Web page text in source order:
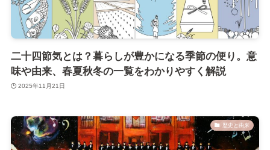
二十四節気とは？暮らしが豊かになる季節の便り。意
味や由来、春夏秋冬の一覧をわかりやすく解説
2025年11月21日
歴史と由来